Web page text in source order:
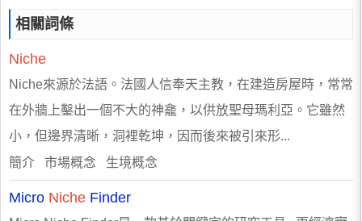
相關詞條
Niche
Niche來源於法語。法國人信奉天主教，在建造房屋時，常常
在外牆上鑿出一個不大的神龕，以供放聖母瑪利亞。它雖然
小，但邊界清晰，洞裡乾坤，因而後來被引來形...
簡介 市場概念 生境概念
Micro Niche Finder